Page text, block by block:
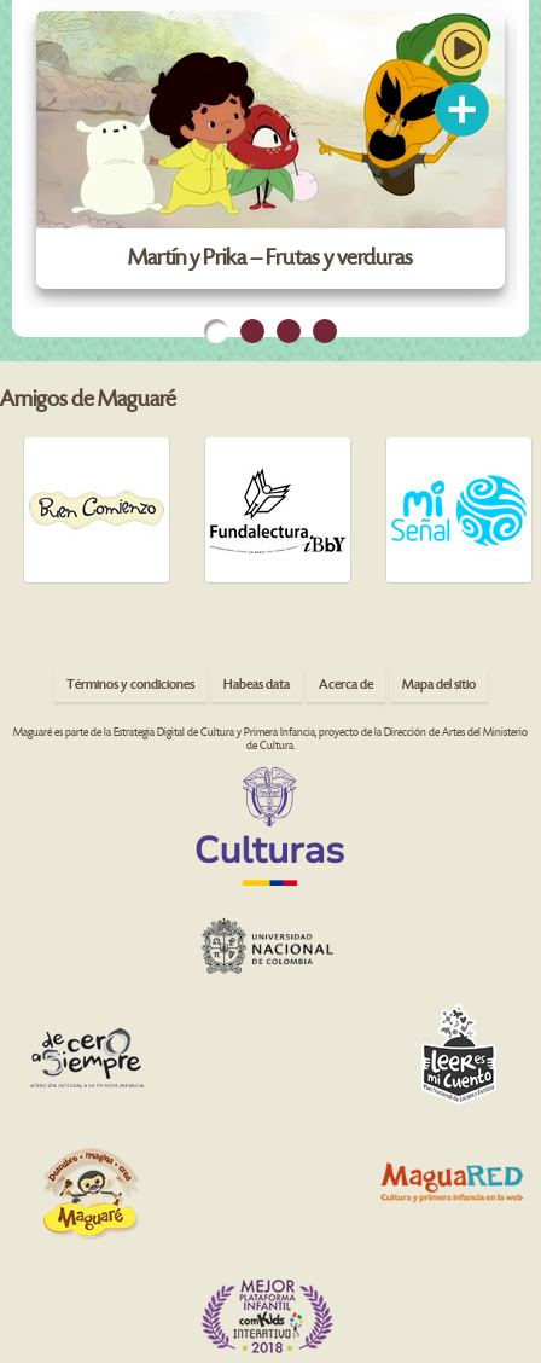
Martín y Prika – Frutas y verduras
Amigos de Maguaré
Términos y condiciones Habeas data Acerca de Mapa del sitio
Maguaré es parte de la Estrategia Digital de Cultura y Primera Infancia, proyecto de la Dirección de Artes del Ministerio
de Cultura.